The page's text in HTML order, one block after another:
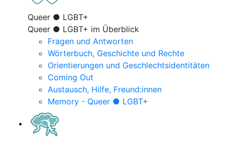
Queer ● LGBT+
Queer ● LGBT+ im Überblick
Fragen und Antworten
Wörterbuch, Geschichte und Rechte
Orientierungen und Geschlechtsidentitäten
Coming Out
Austausch, Hilfe, Freund:innen
Memory - Queer ● LGBT+